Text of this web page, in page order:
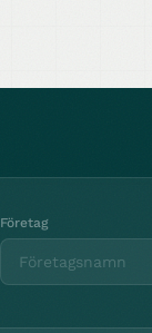
Företag